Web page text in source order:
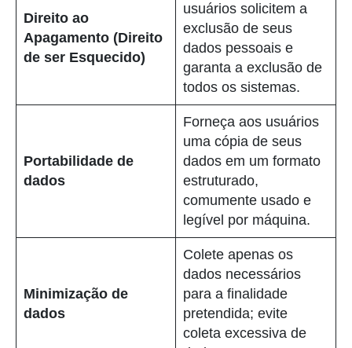
Direito ao
Apagamento (Direito
de ser Esquecido)
usuários solicitem a
exclusão de seus
dados pessoais e
garanta a exclusão de
todos os sistemas.
Portabilidade de
dados
Forneça aos usuários
uma cópia de seus
dados em um formato
estruturado,
comumente usado e
legível por máquina.
Minimização de
dados
Colete apenas os
dados necessários
para a finalidade
pretendida; evite
coleta excessiva de